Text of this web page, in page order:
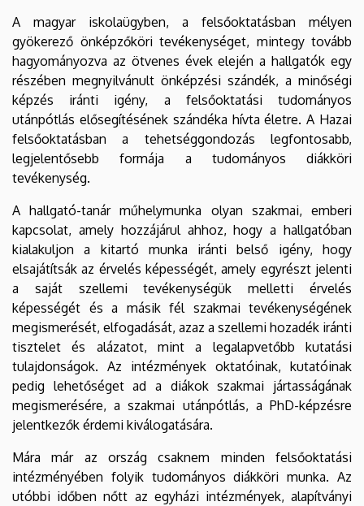
A magyar iskolaügyben, a felsőoktatásban mélyen
gyökerező önképzőköri tevékenységet, mintegy tovább
hagyományozva az ötvenes évek elején a hallgatók egy
részében megnyilvánult önképzési szándék, a minőségi
képzés iránti igény, a felsőoktatási tudományos
utánpótlás elősegítésének szándéka hívta életre. A Hazai
felsőoktatásban a tehetséggondozás legfontosabb,
legjelentősebb formája a tudományos diákköri
tevékenység.
A hallgató-tanár műhelymunka olyan szakmai, emberi
kapcsolat, amely hozzájárul ahhoz, hogy a hallgatóban
kialakuljon a kitartó munka iránti belső igény, hogy
elsajátítsák az érvelés képességét, amely egyrészt jelenti
a saját szellemi tevékenységük melletti érvelés
képességét és a másik fél szakmai tevékenységének
megismerését, elfogadását, azaz a szellemi hozadék iránti
tisztelet és alázatot, mint a legalapvetőbb kutatási
tulajdonságok. Az intézmények oktatóinak, kutatóinak
pedig lehetőséget ad a diákok szakmai jártasságának
megismerésére, a szakmai utánpótlás, a PhD-képzésre
jelentkezők érdemi kiválogatására.
Mára már az ország csaknem minden felsőoktatási
intézményében folyik tudományos diákköri munka. Az
utóbbi időben nőtt az egyházi intézmények, alapítványi